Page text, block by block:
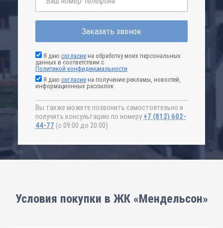
Заказать звонок
Я даю согласиена обработку моих персональных
данных в соответствии с
Политикой конфиденциальности
Я даю согласиена получение рекламы, новостей,
информационных рассылок
Вы также можете позвонить самостоятельно и
получить консультацию по номеру +7 (812) 602-
44-77 (с 09:00 до 20:00)
Условия покупки в ЖК «Мендельсон»